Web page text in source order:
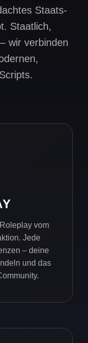
Staats-
Staatlich,
wir verbinden
vom
Jede
– deine
und das